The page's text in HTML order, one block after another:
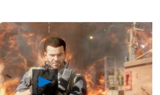
Reproduzir
Vídeo